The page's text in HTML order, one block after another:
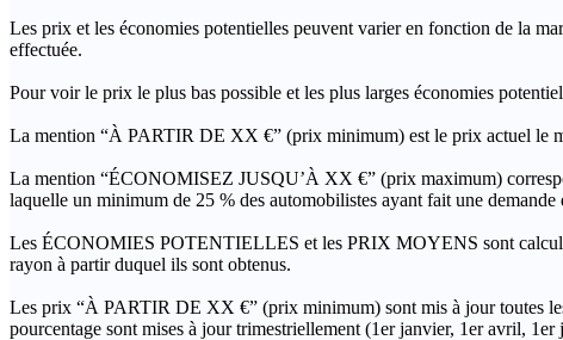
Les prix et les économies potentielles peuvent varier en fonction de la
effectuée.
Pour voir le prix le plus bas possible et les plus larges économies
La mention “À PARTIR DE XX €” (prix minimum) est le prix actuel le
La mention “ÉCONOMISEZ JUSQU’À XX €” (prix maximum)
laquelle un minimum de 25 % des automobilistes ayant fait une
Les ÉCONOMIES POTENTIELLES et les PRIX MOYENS sont
rayon à partir duquel ils sont obtenus.
Les prix “À PARTIR DE XX €” (prix minimum) sont mis à jour toutes
pourcentage sont mises à jour trimestriellement (1er janvier, 1er avril,